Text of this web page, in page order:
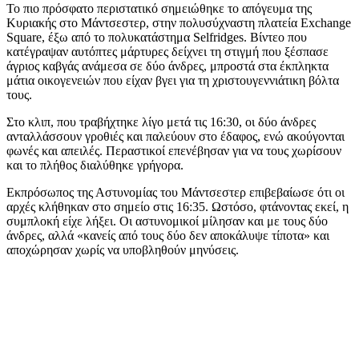
Το πιο πρόσφατο περιστατικό σημειώθηκε το απόγευμα της
Κυριακής στο Μάντσεστερ, στην πολυσύχναστη πλατεία Exchange
Square, έξω από το πολυκατάστημα Selfridges. Βίντεο που
κατέγραψαν αυτόπτες μάρτυρες δείχνει τη στιγμή που ξέσπασε
άγριος καβγάς ανάμεσα σε δύο άνδρες, μπροστά στα έκπληκτα
μάτια οικογενειών που είχαν βγει για τη χριστουγεννιάτικη βόλτα
τους.
Στο κλιπ, που τραβήχτηκε λίγο μετά τις 16:30, οι δύο άνδρες
ανταλλάσσουν γροθιές και παλεύουν στο έδαφος, ενώ ακούγονται
φωνές και απειλές. Περαστικοί επενέβησαν για να τους χωρίσουν
και το πλήθος διαλύθηκε γρήγορα.
Εκπρόσωπος της Αστυνομίας του Μάντσεστερ επιβεβαίωσε ότι οι
αρχές κλήθηκαν στο σημείο στις 16:35. Ωστόσο, φτάνοντας εκεί, η
συμπλοκή είχε λήξει. Οι αστυνομικοί μίλησαν και με τους δύο
άνδρες, αλλά «κανείς από τους δύο δεν αποκάλυψε τίποτα» και
αποχώρησαν χωρίς να υποβληθούν μηνύσεις.